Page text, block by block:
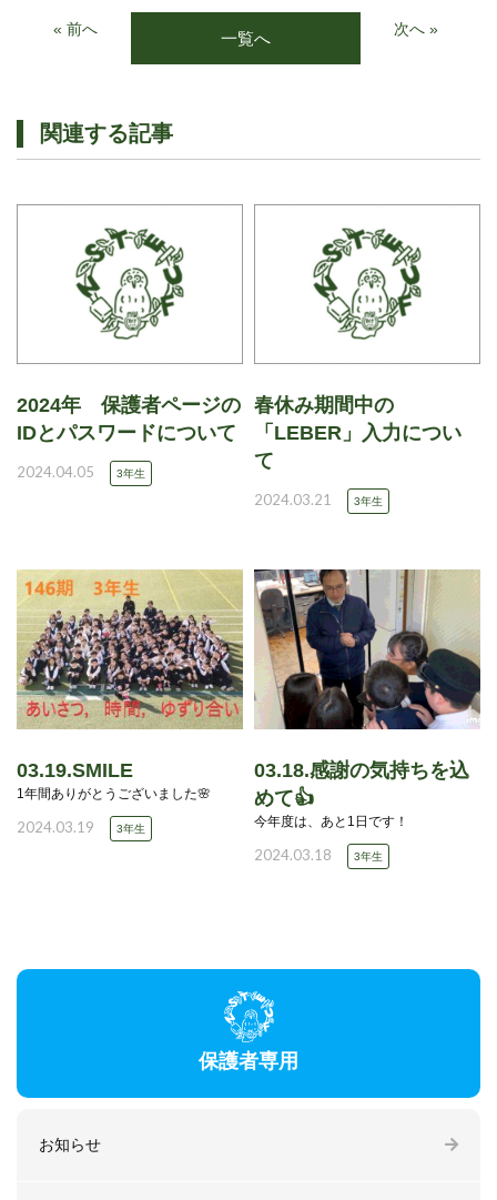
« 前へ 一覧へ 次へ »
関連する記事
2024年 保護者ページの
IDとパスワードについて
2024.04.05 3年生
春休み期間中の
「LEBER」入力につい
て
2024.03.21 3年生
03.19.SMILE
1年間ありがとうございました🌸
2024.03.19 3年生
03.18.感謝の気持ちを込
めて👍
今年度は、あと1日です！
2024.03.18 3年生
保護者専用
お知らせ